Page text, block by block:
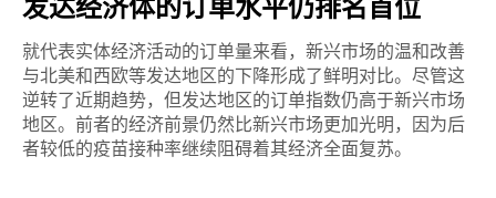
发达经济体的订单水平仍排名首位
就代表实体经济活动的订单量来看，新兴市场的温和改善
与北美和西欧等发达地区的下降形成了鲜明对比。尽管这
逆转了近期趋势，但发达地区的订单指数仍高于新兴市场
地区。前者的经济前景仍然比新兴市场更加光明，因为后
者较低的疫苗接种率继续阻碍着其经济全面复苏。